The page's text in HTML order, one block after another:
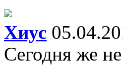
Хиус
Сегодня же